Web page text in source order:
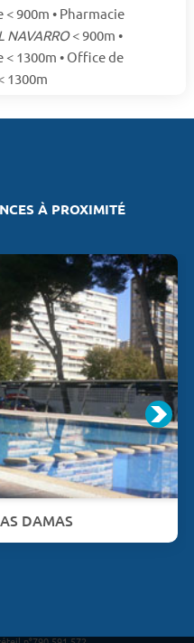
900m • Pharmacie
NAVARRO< 900m •
1300m • Office de
1300m
À PROXIMITÉ
DAMAS